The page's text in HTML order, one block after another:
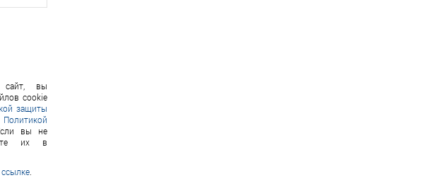
сайт, вы
cookie
защиты
Политикой
вы не
их в
ссылке